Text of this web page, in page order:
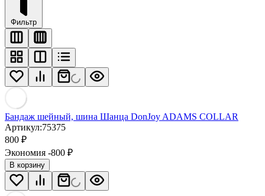
Фильтр
Бандаж шейный, шина Шанца DonJoy ADAMS COLLAR
Артикул:75375
800 ₽
Экономия -800 ₽
В корзину